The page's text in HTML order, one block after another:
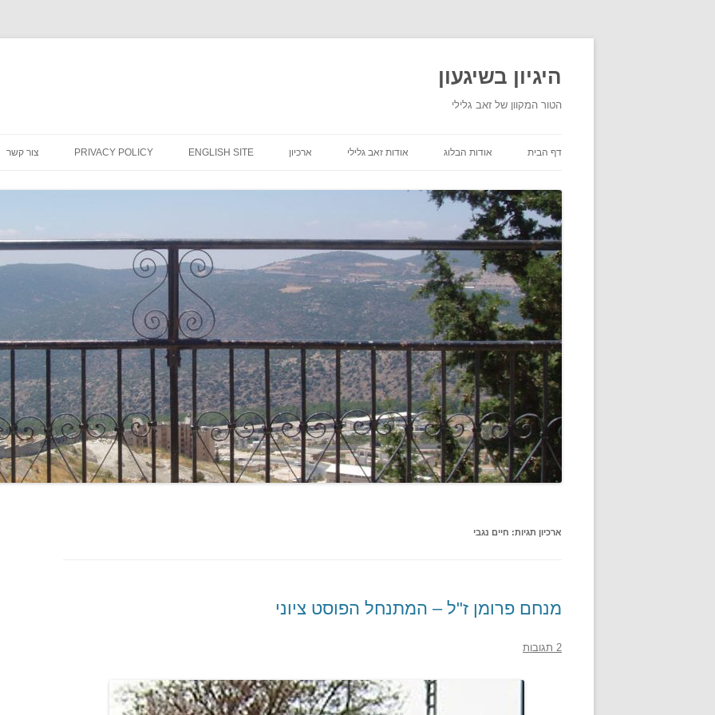
היגיון בשיגעון
הטור המקוון של זאב גלילי
דף הבית אודות הבלוג אודות זאב גלילי ארכיון ENGLISH SITE
PRIVACY POLICY צור קשר
ארכיון תגיות: חיים נגבי
מנחם פרומן ז"ל – המתנחל הפוסט ציוני
2 תגובות